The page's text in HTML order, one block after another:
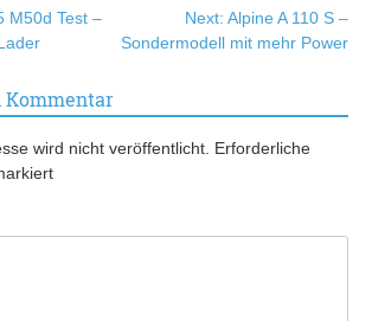
M50d Test –
Next: Alpine A 110 S –
Sondermodell mit mehr Power
Kommentar
wird nicht veröffentlicht. Erforderliche